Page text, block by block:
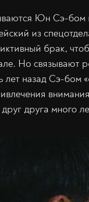
Юн Сэ-
из
брак,
Но связывают
лет назад Сэ-
друга много